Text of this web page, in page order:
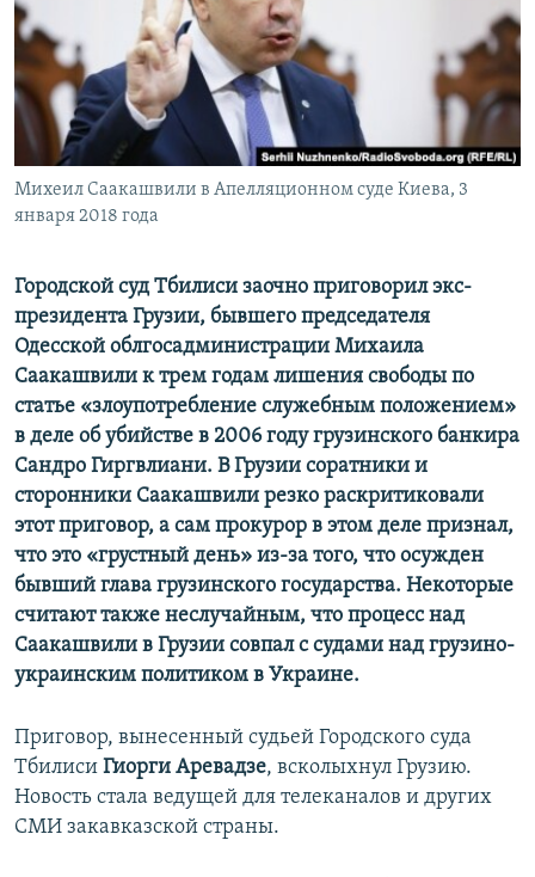
ПОБЕДИТЕЛЕЙ НЕ СУДЯТ?
КРЫМ.НЕПОКОРЕННЫЙ
ELIFBE
УКРАИНСКАЯ ПРОБЛЕМА КРЫМА
ПРИСОЕДИНЯЙТЕСЬ!
Все сайты RFE/RL
Михеил Саакашвили в Апелляционном суде Киева, 3
января 2018 года
Городской суд Тбилиси заочно приговорил экс-
президента Грузии, бывшего председателя
Одесской облгосадминистрации Михаила
Саакашвили к трем годам лишения свободы по
статье «злоупотребление служебным положением»
в деле об убийстве в 2006 году грузинского банкира
Сандро Гиргвлиани. В Грузии соратники и
сторонники Саакашвили резко раскритиковали
этот приговор, а сам прокурор в этом деле признал,
что это «грустный день» из-за того, что осужден
бывший глава грузинского государства. Некоторые
считают также неслучайным, что процесс над
Саакашвили в Грузии совпал с судами над грузино-
украинским политиком в Украине.
Приговор, вынесенный судьей Городского суда
Тбилиси Гиорги Аревадзе, всколыхнул Грузию.
Новость стала ведущей для телеканалов и других
СМИ закавказской страны.